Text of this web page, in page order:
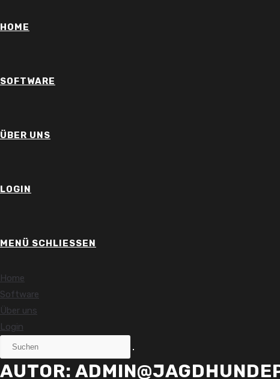
Inhalt
HOME
SOFTWARE
ÜBER UNS
LOGIN
MENÜ SCHLIESSEN
Home
Software
Über uns
Login
AUTOR: